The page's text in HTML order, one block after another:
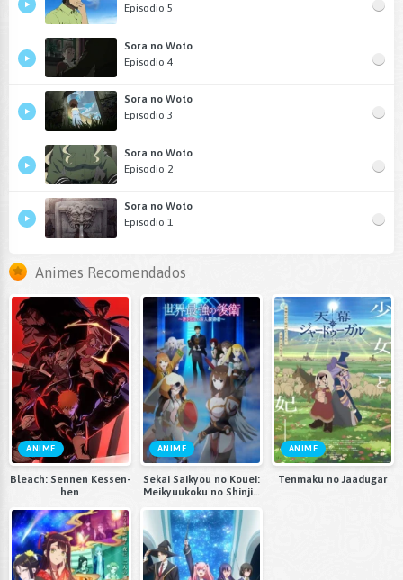
Episodio 5
Sora no Woto
Episodio 4
Sora no Woto
Episodio 3
Sora no Woto
Episodio 2
Sora no Woto
Episodio 1
Animes Recomendados
ANIME
Bleach: Sennen Kessen-
hen
ANIME
Sekai Saikyou no Kouei:
Meikyuukoku no Shinjin
ANIME
Tenmaku no Jaadugar